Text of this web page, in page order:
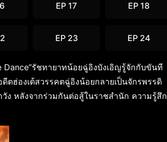
EP 17 EP 18
EP 23 EP 24
Dance”รัชทายาทน้อยฉู่อิงบังเอิญรู้จักกับขันที
ตฮ่องเต้สวรรคตฉู่อิงน้อยกลายเป็นจักรพรรดิ
ง หลังจากร่วมกันต่อสู้ในราชสำนัก ความรู้สึก